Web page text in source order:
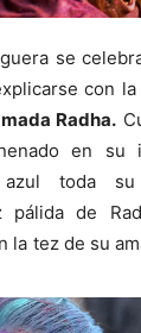
se
con
Radha.
en su
azul toda
de
la tez de su